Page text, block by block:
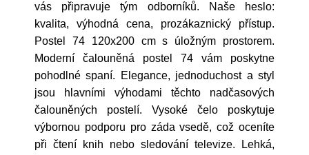
vás připravuje tým odborníků. Naše heslo:
kvalita, výhodná cena, prozákaznický přístup.
Postel 74 120x200 cm s úložným prostorem.
Moderní čalouněná postel 74 vám poskytne
pohodlné spaní. Elegance, jednoduchost a styl
jsou hlavními výhodami těchto nadčasových
čalouněných postelí. Vysoké čelo poskytuje
výbornou podporu pro záda vsedě, což oceníte
při čtení knih nebo sledování televize. Lehká,